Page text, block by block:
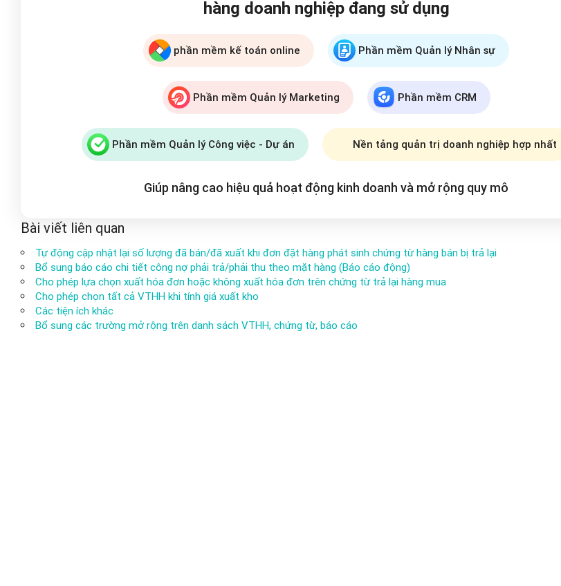
hàng doanh nghiệp đang sử dụng
phần mềm kế toán online Phần mềm Quản lý Nhân sự
Phần mềm Quản lý Marketing Phần mềm CRM
Phần mềm Quản lý Công việc - Dự án Nền tảng quản trị doanh nghiệp hợp nhất
Giúp nâng cao hiệu quả hoạt động kinh doanh và mở rộng quy mô
Bài viết liên quan
Tự động cập nhật lại số lượng đã bán/đã xuất khi đơn đặt hàng phát sinh chứng từ hàng bán bị trả lại
Bổ sung báo cáo chi tiết công nợ phải trả/phải thu theo mặt hàng (Báo cáo động)
Cho phép lựa chọn xuất hóa đơn hoặc không xuất hóa đơn trên chứng từ trả lại hàng mua
Cho phép chọn tất cả VTHH khi tính giá xuất kho
Các tiện ích khác
Bổ sung các trường mở rộng trên danh sách VTHH, chứng từ, báo cáo